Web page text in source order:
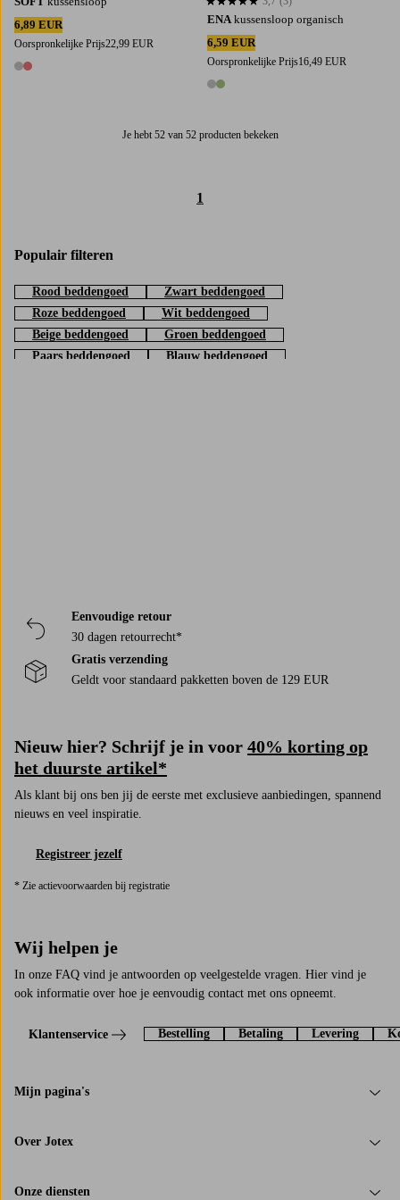
6,89 EUR
Oorspronkelijke Prijs22,99 EUR
2 kleuren
ENA kussensloop organisch
6,59 EUR
Oorspronkelijke Prijs16,49 EUR
2 kleuren
3,7 op basis van 3 beoordelingen
Je hebt 52 van 52 producten bekeken
1
Populair filteren
Rood beddengoed
Zwart beddengoed
Roze beddengoed
Wit beddengoed
Beige beddengoed
Groen beddengoed
Paars beddengoed
Blauw beddengoed
Eenvoudige retour
30 dagen retourrecht*
Gratis verzending
Geldt voor standaard pakketten boven de 129 EUR
Nieuw hier? Schrijf je in voor 40% korting op
het duurste artikel*
Als klant bij ons ben jij de eerste met exclusieve aanbiedingen, spannend
nieuws en veel inspiratie.
Registreer jezelf
* Zie actievoorwaarden bij registratie
Wij helpen je
In onze FAQ vind je antwoorden op veelgestelde vragen. Hier vind je
ook informatie over hoe je eenvoudig contact met ons opneemt.
Klantenservice Bestelling Betaling Levering
Mijn pagina's
Over Jotex
Onze diensten